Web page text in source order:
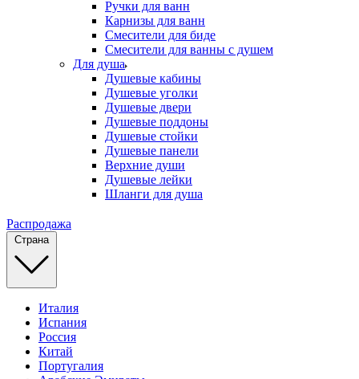
Ручки для ванн
Карнизы для ванн
Смесители для биде
Смесители для ванны с душем
Для душа
Душевые кабины
Душевые уголки
Душевые двери
Душевые поддоны
Душевые стойки
Душевые панели
Верхние души
Душевые лейки
Шланги для душа
Распродажа
Страна
Италия
Испания
Россия
Китай
Португалия